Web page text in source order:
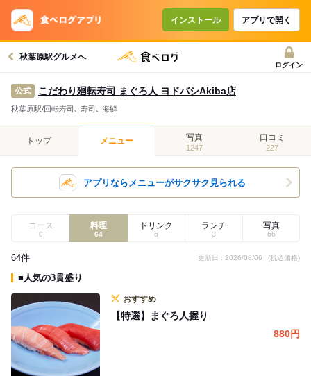
インストール アプリで開く
秋葉原駅グルメへ
ログイン
公式 こだわり廻転寿司 まぐろ人 ヨドバシAkiba店
秋葉原駅/回転寿司､ 寿司､ 海鮮
トップ メニュー 写真
1247
口コミ
227
アプリならメニューがサクサク見られる
コース
0
料理
64
ドリンク
6
ランチ
3
写真
66
64件 更新日 : 2026/08/06 (税込価格)
■人気の3貫盛り
おすすめ
【特選】まぐろ人握り
880円